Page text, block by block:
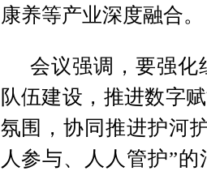
康养等产业深度融合。
会议强调，要强化
队伍建设，推进数字
氛围，协同推进护河
人参与、人人管护”